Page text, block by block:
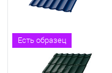
Есть образец